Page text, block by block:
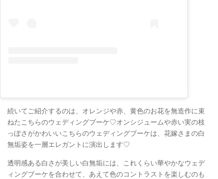
続いてご紹介するのは、オレンジや赤、黄色のお花を無造作に束
ねたこちらのウェディングブーケ♡オンシジュームや赤い実の枝
っぽさがかわいいこちらのウェディングブーケは、花嫁さまの白
無垢姿を一層エレガントに演出します♡
透明感ある白さが美しい白無垢には、これくらい華やかなウェデ
ィングブーケを合わせて、あえて色のコントラストを楽しむのも